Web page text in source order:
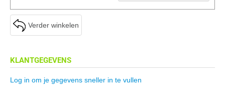
Verder winkelen
KLANTGEGEVENS
Log in om je gegevens sneller in te vullen